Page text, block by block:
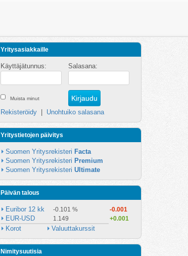
Yritysasiakkaille
Käyttäjätunnus: Salasana:
Muista minut
Rekisteröidy Unohtuiko salasana
Yritystietojen päivitys
Suomen Yritysrekisteri Facta
Suomen Yritysrekisteri Premium
Suomen Yritysrekisteri Ultimate
Päivän talous
Euribor 12 kk -0.101 % -0.001
EUR-USD 1.149 +0.001
Korot Valuuttakurssit
Nimitysuutisia